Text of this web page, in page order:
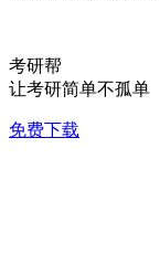
考研帮
让考研简单不孤单
免费下载